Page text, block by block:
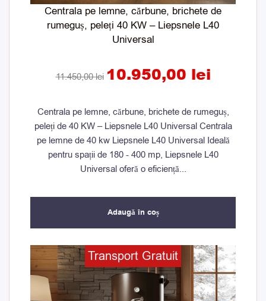
Centrala pe lemne, cărbune, brichete de
rumeguș, peleți 40 KW – Liepsnele L40
Universal
11.450,00lei 10.950,00 lei
Centrala pe lemne, cărbune, brichete de rumeguș,
peleți de 40 KW – Liepsnele L40 Universal Centrala
pe lemne de 40 kw Liepsnele L40 Universal Ideală
pentru spații de 180 - 400 mp, Liepsnele L40
Universal oferă o eficiență...
Adaugă în coș
Transport Gratuit
Prețul
inițial
a
fost:
Prețul
curent
este:
10.200,00 lei.